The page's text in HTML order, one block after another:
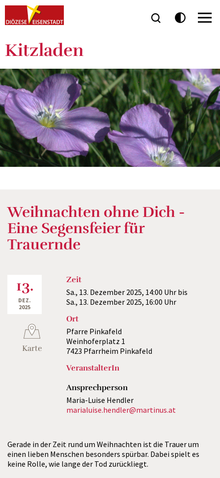
Kitzladen
Weihnachten ohne Dich -
Eine Segensfeier für
Trauernde
13.
DEZ.
2025
Karte
Zeit
Sa., 13. Dezember 2025, 14:00 Uhr bis
Sa., 13. Dezember 2025, 16:00 Uhr
Ort
Pfarre Pinkafeld
Weinhoferplatz 1
7423 Pfarrheim Pinkafeld
VeranstalterIn
Ansprechperson
Maria-Luise Hendler
marialuise.hendler@martinus.at
Gerade in der Zeit rund um Weihnachten ist die Trauer um
einen lieben Menschen besonders spürbar. Dabei spielt es
keine Rolle, wie lange der Tod zurückliegt.